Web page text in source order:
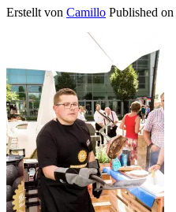
Erstellt von Camillo Published on